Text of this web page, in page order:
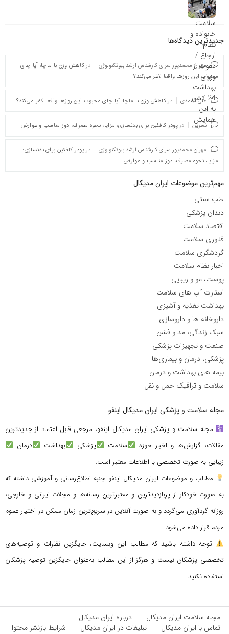
جدیدترین دیدگاه‌‌ها
مهران محمدپور سرای کارشناس ارشد بیوتکنولوژی در کاهش وزن با ماچا؛ آیا چای
محبوب این روزها واقعا لاغر می‌کند؟
علی احمدی در کاهش وزن با ماچا؛ آیا چای محبوب این روزها واقعا لاغر می‌کند؟
نسرین در پودر کافئین برای بدنسازی؛ مزایا، نحوه مصرف، دوز مناسب و عوارض
مهران محمدپور سرای کارشناس ارشد بیوتکنولوژی در پودر کافئین برای بدنسازی؛
مزایا، نحوه مصرف، دوز مناسب و عوارض
مهم‌ترین موضوعات ایران مدیکال
طب سنتی
دندان پزشکی
اقتصاد سلامت
فناوری سلامت
گردشگری سلامت
اخبار نظام سلامت
پوست، مو و زیبایی
استارت آپ های سلامت
بهداشت تغذیه و آشپزی
داروخانه ها و داروسازی
سبک زندگی، مد و فشن
صنعت و تجهیزات پزشکی
پزشکی، درمان و بیماری‌ها
بیمه های بهداشت و درمان
سلامت و ترافیک حمل و نقل
مجله سلامت و پزشکی ایران مدیکال اینفو
مجله سلامت و پزشکی ایران مدیکال اینفو، مرجعی قابل اعتماد از جدیدترین
مقالات، گزارش‌ها و اخبار حوزه
سلامت پزشکی بهداشت
درمان
زیبایی به صورت تخصصی با اطلاعات معتبر است.
مطالب و موضوعات ایران مدیکال اینفو جنبه اطلاع‌رسانی و آموزشی داشته که
به صورت خودکار از پربازدیدترین و معتبرترین رسانه‌ها و مجلات ایرانی و خارجی،
روزانه گردآوری می‌گردد و به صورت آنلاین در سریع‌ترین زمان ممکن در اختیار عموم
مردم قرار داده می‌شود.
توجه داشته باشید که مطالب این وبسایت، جایگزین نظرات و توصیه‌های
تخصصی پزشکان نیست و هرگز از این مطالب به‌عنوان جایگزین توصیه پزشکان
استفاده نکنید.
مجله سلامت ایران مدیکال
درباره ایران مدیکال
تماس با ایران مدیکال
تبلیغات در ایران مدیکال
شرایط بازنشر محتوا